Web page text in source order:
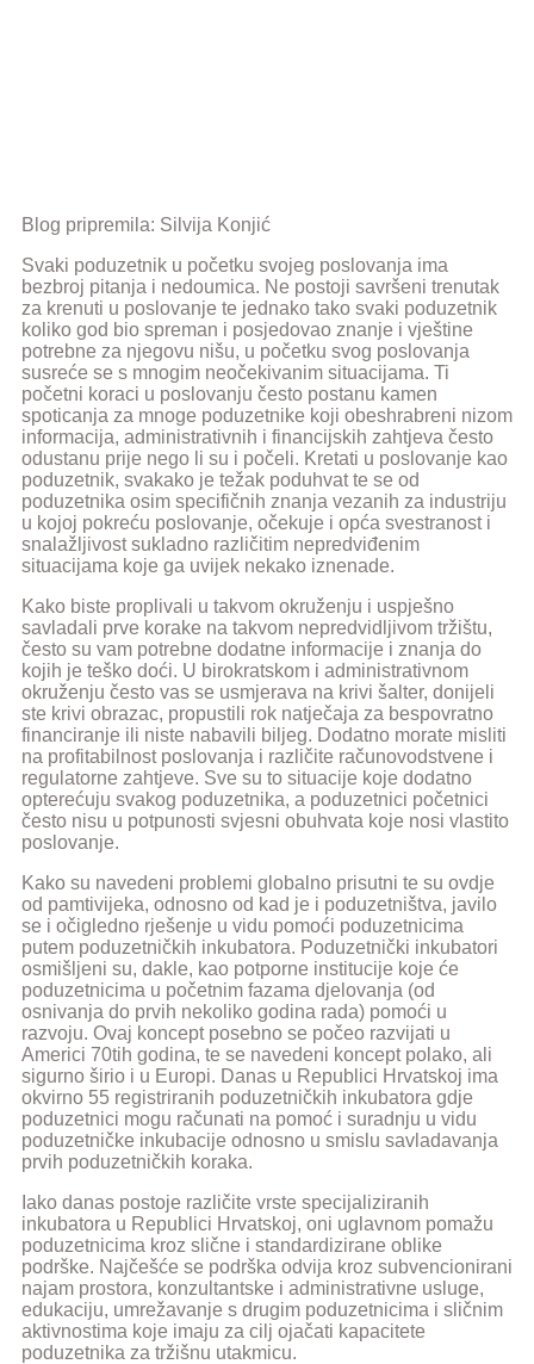
Blog pripremila: Silvija Konjić
Svaki poduzetnik u početku svojeg poslovanja ima
bezbroj pitanja i nedoumica. Ne postoji savršeni trenutak
za krenuti u poslovanje te jednako tako svaki poduzetnik
koliko god bio spreman i posjedovao znanje i vještine
potrebne za njegovu nišu, u početku svog poslovanja
susreće se s mnogim neočekivanim situacijama. Ti
početni koraci u poslovanju često postanu kamen
spoticanja za mnoge poduzetnike koji obeshrabreni nizom
informacija, administrativnih i financijskih zahtjeva često
odustanu prije nego li su i počeli. Kretati u poslovanje kao
poduzetnik, svakako je težak poduhvat te se od
poduzetnika osim specifičnih znanja vezanih za industriju
u kojoj pokreću poslovanje, očekuje i opća svestranost i
snalažljivost sukladno različitim nepredviđenim
situacijama koje ga uvijek nekako iznenade.
Kako biste proplivali u takvom okruženju i uspješno
savladali prve korake na takvom nepredvidljivom tržištu,
često su vam potrebne dodatne informacije i znanja do
kojih je teško doći. U birokratskom i administrativnom
okruženju često vas se usmjerava na krivi šalter, donijeli
ste krivi obrazac, propustili rok natječaja za bespovratno
financiranje ili niste nabavili biljeg. Dodatno morate misliti
na profitabilnost poslovanja i različite računovodstvene i
regulatorne zahtjeve. Sve su to situacije koje dodatno
opterećuju svakog poduzetnika, a poduzetnici početnici
često nisu u potpunosti svjesni obuhvata koje nosi vlastito
poslovanje.
Kako su navedeni problemi globalno prisutni te su ovdje
od pamtivijeka, odnosno od kad je i poduzetništva, javilo
se i očigledno rješenje u vidu pomoći poduzetnicima
putem poduzetničkih inkubatora. Poduzetnički inkubatori
osmišljeni su, dakle, kao potporne institucije koje će
poduzetnicima u početnim fazama djelovanja (od
osnivanja do prvih nekoliko godina rada) pomoći u
razvoju. Ovaj koncept posebno se počeo razvijati u
Americi 70tih godina, te se navedeni koncept polako, ali
sigurno širio i u Europi. Danas u Republici Hrvatskoj ima
okvirno 55 registriranih poduzetničkih inkubatora gdje
poduzetnici mogu računati na pomoć i suradnju u vidu
poduzetničke inkubacije odnosno u smislu savladavanja
prvih poduzetničkih koraka.
Iako danas postoje različite vrste specijaliziranih
inkubatora u Republici Hrvatskoj, oni uglavnom pomažu
poduzetnicima kroz slične i standardizirane oblike
podrške. Najčešće se podrška odvija kroz subvencionirani
najam prostora, konzultantske i administrativne usluge,
edukaciju, umrežavanje s drugim poduzetnicima i sličnim
aktivnostima koje imaju za cilj ojačati kapacitete
poduzetnika za tržišnu utakmicu.